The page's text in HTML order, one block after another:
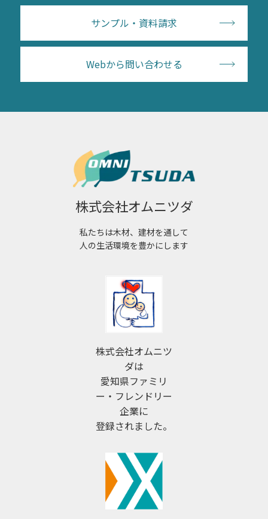
サンプル・資料請求
Webから問い合わせる
株式会社オムニツダ
私たちは木材、建材を通して
人の生活環境を豊かにします
株式会社オムニツ
ダは
愛知県ファミリ
ー・フレンドリー
企業に
登録されました。